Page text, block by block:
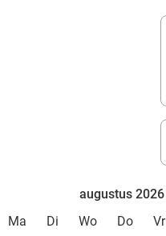
augustus 2026
Ma
Di Wo Do Vr